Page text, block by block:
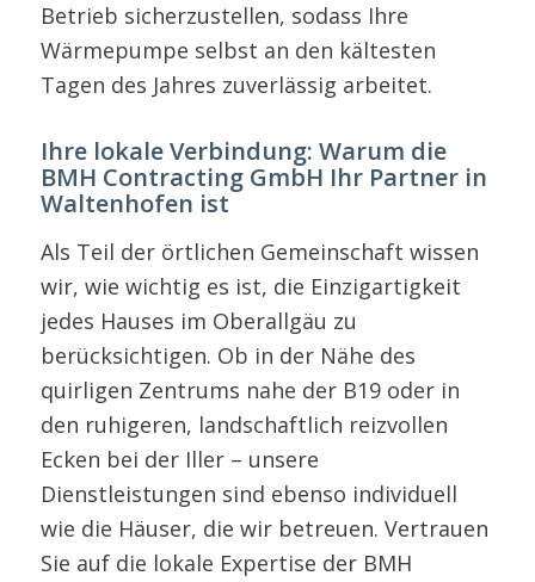
Betrieb sicherzustellen, sodass Ihre
Wärmepumpe selbst an den kältesten
Tagen des Jahres zuverlässig arbeitet.
Ihre lokale Verbindung: Warum die
BMH Contracting GmbH Ihr Partner in
Waltenhofen ist
Als Teil der örtlichen Gemeinschaft wissen
wir, wie wichtig es ist, die Einzigartigkeit
jedes Hauses im Oberallgäu zu
berücksichtigen. Ob in der Nähe des
quirligen Zentrums nahe der B19 oder in
den ruhigeren, landschaftlich reizvollen
Ecken bei der Iller – unsere
Dienstleistungen sind ebenso individuell
wie die Häuser, die wir betreuen. Vertrauen
Sie auf die lokale Expertise der BMH